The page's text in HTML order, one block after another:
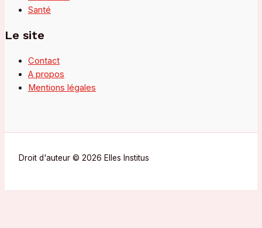
Santé
Le site
Contact
A propos
Mentions légales
Droit d'auteur © 2026 Elles Institus